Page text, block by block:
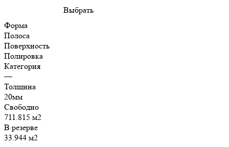
Выбрать
Форма
Полоса
Поверхность
Полировка
Категория
—
Толщина
20мм
Свободно
711.815 м2
В резерве
33.944 м2